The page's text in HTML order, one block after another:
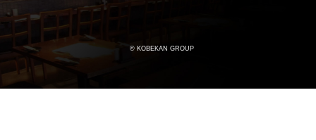
© KOBEKAN GROUP